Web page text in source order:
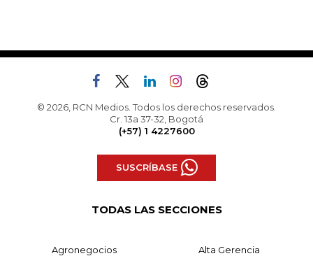
© 2026, RCN Medios. Todos los derechos reservados.
Cr. 13a 37-32, Bogotá
(+57) 1 4227600
SUSCRÍBASE
TODAS LAS SECCIONES
Agronegocios Alta Gerencia